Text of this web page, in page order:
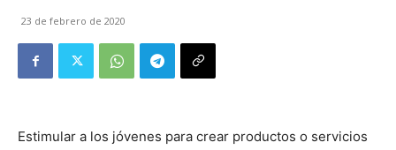
23 de febrero de 2020
Estimular a los jóvenes para crear productos o servicios